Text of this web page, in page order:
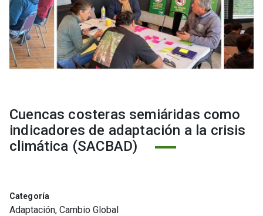
Cuencas costeras semiáridas como
indicadores de adaptación a la crisis
climática (SACBAD)
Categoría
Adaptación, Cambio Global